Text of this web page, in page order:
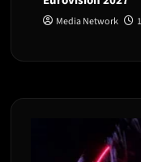
Media Network